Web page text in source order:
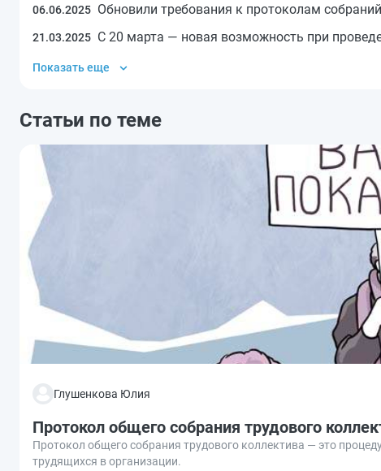
06.06.2025 Обновили требования к протоколам
21.03.2025 С 20 марта — новая возможность при
Показать еще
Статьи по теме
Глушенкова Юлия
Протокол общего собрания трудового
Протокол общего собрания трудового коллектива — это
трудящихся в организации.